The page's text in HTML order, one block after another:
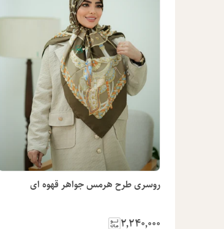
روسری طرح هرمس جواهر قهوه ای
۲٬۲۴۰٬۰۰۰